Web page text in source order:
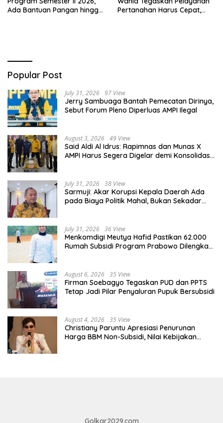
Ada Bantuan Pangan hingga
Pertanahan Harus Cepat,
Popular Post
July 31, 2026 97 View
Jerry Sambuaga Bantah Pemecatan Dirinya,
Sebut Forum Pleno Diperluas AMPI Ilegal
August 3, 2026 49 View
Said Aldi Al Idrus: Rapimnas dan Munas X
AMPI Harus Segera Digelar demi Konsolidasi
July 31, 2026 38 View
Sarmuji: Akar Korupsi Kepala Daerah Ada
pada Biaya Politik Mahal, Bukan Sekadar
July 31, 2026 36 View
Menkomdigi Meutya Hafid Pastikan 62.000
Rumah Subsidi Program Prabowo Dilengkapi
August 6, 2026 35 View
Firman Soebagyo Tegaskan PUD dan PPTS
Tetap Jadi Pilar Penyaluran Pupuk Bersubsidi
August 4, 2026 35 View
Christiany Paruntu Apresiasi Penurunan
Harga BBM Non-Subsidi, Nilai Kebijakan
Golkar2029.com